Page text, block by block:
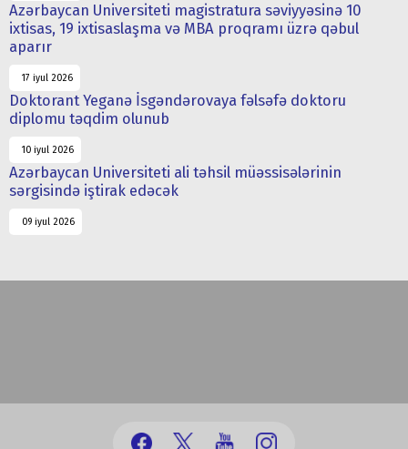
Azərbaycan Universiteti magistratura səviyyəsinə 10
ixtisas, 19 ixtisaslaşma və MBA proqramı üzrə qəbul
aparır
17 iyul 2026
Doktorant Yeganə İsgəndərovaya fəlsəfə doktoru
diplomu təqdim olunub
10 iyul 2026
Azərbaycan Universiteti ali təhsil müəssisələrinin
sərgisində iştirak edəcək
09 iyul 2026